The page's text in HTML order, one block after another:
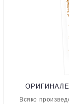
Всяко